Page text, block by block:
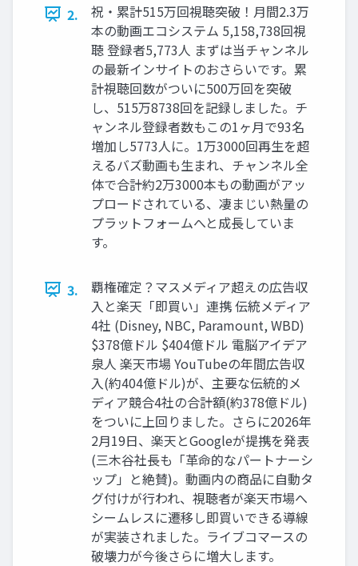
2.
祝・累計515万回視聴突破！月間2.3万
本の動画エコシステム 5,158,738回視
聴 登録者5,773人 まずは当チャンネル
の最新インサイトのおさらいです。累
計視聴回数がついに500万回を突破
し、515万8738回を記録しました。チ
ャンネル登録者数もこの1ヶ月で93名
増加し5773人に。1万3000回再生を超
えるバズ動画も生まれ、チャンネル全
体で合計約2万3000本もの動画がアッ
プロードされている、凄まじい熱量の
プラットフォームへと成長していま
す。
3.
覇権確定？マスメディア超えの広告収
入と楽天「即買い」連携 伝統メディア
4社 (Disney, NBC, Paramount, WBD)
$378億ドル $404億ドル 電脳アイデア
泉人 楽天市場 YouTubeの年間広告収
入(約404億ドル)が、主要な伝統的メ
ディア競合4社の合計額(約378億ドル)
をついに上回りました。さらに2026年
2月19日、楽天とGoogleが提携を発表
(三木谷社長も「革命的なパートナーシ
ップ」と絶賛)。動画内の商品に自動タ
グ付けが行われ、視聴者が楽天市場へ
シームレスに遷移し即買いできる導線
が実装されました。ライブコマースの
破壊力が今後さらに増大します。